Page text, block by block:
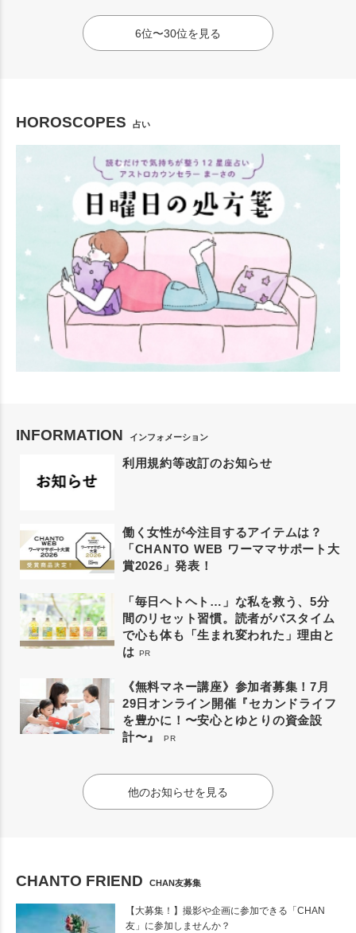
6位〜30位を見る
HOROSCOPES 占い
INFORMATION インフォメーション
利用規約等改訂のお知らせ
働く女性が今注目するアイテムは？
「CHANTO WEB ワーママサポート大
賞2026」発表！
「毎日ヘトヘト…」な私を救う、5分
間のリセット習慣。読者がバスタイム
で心も体も「生まれ変われた」理由と
は PR
《無料マネー講座》参加者募集！7月
29日オンライン開催『セカンドライフ
を豊かに！〜安心とゆとりの資金設
計〜』
PR
他のお知らせを見る
CHANTO FRIEND CHAN友募集
【大募集！】撮影や企画に参加できる「CHAN
友」に参加しませんか？